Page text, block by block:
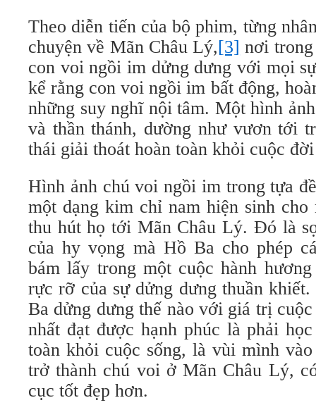
Theo diễn tiến của bộ phim, từng
chuyện về Mãn Châu Lý,[3] nơi
con voi ngồi im dửng dưng với mọi
kể rằng con voi ngồi im bất động,
những suy nghĩ nội tâm. Một hình
và thần thánh, dường như vươn tới
thái giải thoát hoàn toàn khỏi cuộc
Hình ảnh chú voi ngồi im trong tựa
một dạng kim chỉ nam hiện sinh cho
thu hút họ tới Mãn Châu Lý. Đó là
của hy vọng mà Hồ Ba cho phép
bám lấy trong một cuộc hành
rực rỡ của sự dửng dưng thuần
Ba dửng dưng thế nào với giá trị
nhất đạt được hạnh phúc là phải
toàn khỏi cuộc sống, là vùi mình
trở thành chú voi ở Mãn Châu Lý,
cục tốt đẹp hơn.